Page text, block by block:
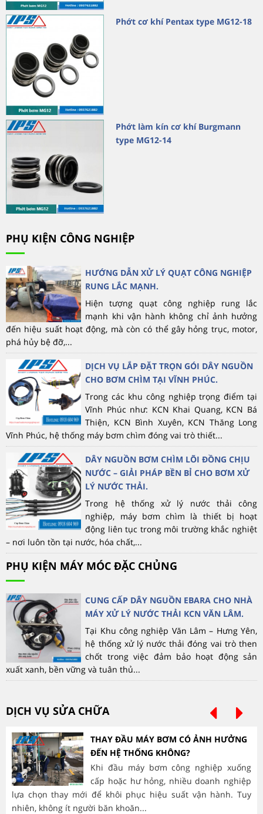
Phớt cơ khí Pentax type MG12-18
Phớt làm kín cơ khí Burgmann
type MG12-14
PHỤ KIỆN CÔNG NGHIỆP
HƯỚNG DẪN XỬ LÝ QUẠT CÔNG NGHIỆP
RUNG LẮC MẠNH.
Hiện tượng quạt công nghiệp rung lắc
mạnh khi vận hành không chỉ ảnh hưởng
đến hiệu suất hoạt động, mà còn có thể gây hỏng trục, motor,
phá hủy bệ đỡ,...
DỊCH VỤ LẮP ĐẶT TRỌN GÓI DÂY NGUỒN
CHO BƠM CHÌM TẠI VĨNH PHÚC.
Trong các khu công nghiệp trọng điểm tại
Vĩnh Phúc như: KCN Khai Quang, KCN Bá
Thiện, KCN Bình Xuyên, KCN Thăng Long
Vĩnh Phúc, hệ thống máy bơm chìm đóng vai trò thiết...
DÂY NGUỒN BƠM CHÌM LÕI ĐỒNG CHỊU
NƯỚC – GIẢI PHÁP BỀN BỈ CHO BƠM XỬ
LÝ NƯỚC THẢI.
Trong hệ thống xử lý nước thải công
nghiệp, máy bơm chìm là thiết bị hoạt
động liên tục trong môi trường khắc nghiệt
– nơi luôn tồn tại nước, hóa chất,...
PHỤ KIỆN MÁY MÓC ĐẶC CHỦNG
CUNG CẤP DÂY NGUỒN EBARA CHO NHÀ
MÁY XỬ LÝ NƯỚC THẢI KCN VĂN LÂM.
Tại Khu công nghiệp Văn Lâm – Hưng Yên,
hệ thống xử lý nước thải đóng vai trò then
chốt trong việc đảm bảo hoạt động sản
xuất xanh, bền vững và tuân thủ...
DỊCH VỤ SỬA CHỮA
THAY ĐẦU MÁY BƠM CÓ ẢNH HƯỞNG
ĐẾN HỆ THỐNG KHÔNG?
Khi đầu máy bơm công nghiệp xuống
cấp hoặc hư hỏng, nhiều doanh nghiệp
lựa chọn thay mới để khôi phục hiệu suất vận hành. Tuy
nhiên, không ít người băn khoăn...